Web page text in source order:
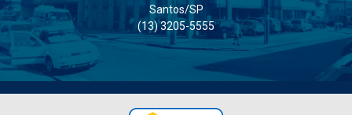
Santos/SP
(13) 3205-5555